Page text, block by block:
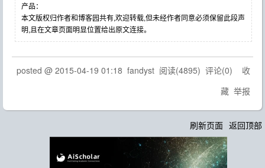
产品：
本文版权归作者和博客园共有,欢迎转载,但未经作者同意必须保留此段声
明,且在文章页面明显位置给出原文连接。
posted @ 2015-04-19 01:18 fandyst 阅读(4895) 评论(0) 收
藏 举报
刷新页面 返回顶部